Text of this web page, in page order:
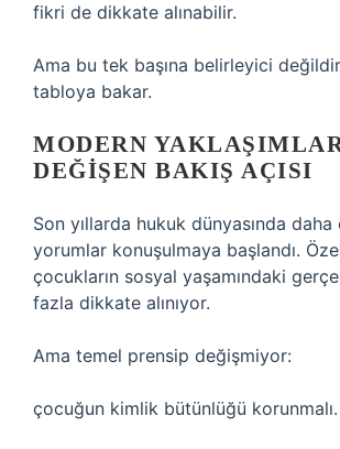
fikri de dikkate alınabilir.
Ama bu tek başına belirleyici
tabloya bakar.
MODERN
DEĞIŞEN BAKIŞ AÇISI
Son yıllarda hukuk dünyasında daha
yorumlar konuşulmaya başlandı.
çocukların sosyal yaşamındaki
fazla dikkate alınıyor.
Ama temel prensip değişmiyor:
çocuğun kimlik bütünlüğü korunmalı.